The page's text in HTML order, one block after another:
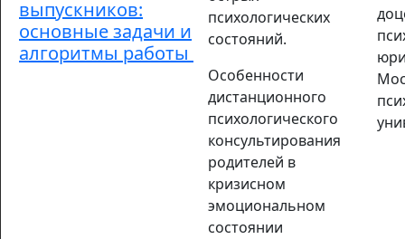
выпускников:
основные задачи и
алгоритмы работы
психологических
состояний.
Особенности
дистанционного
психологического
консультирования
родителей в
кризисном
эмоциональном
состоянии